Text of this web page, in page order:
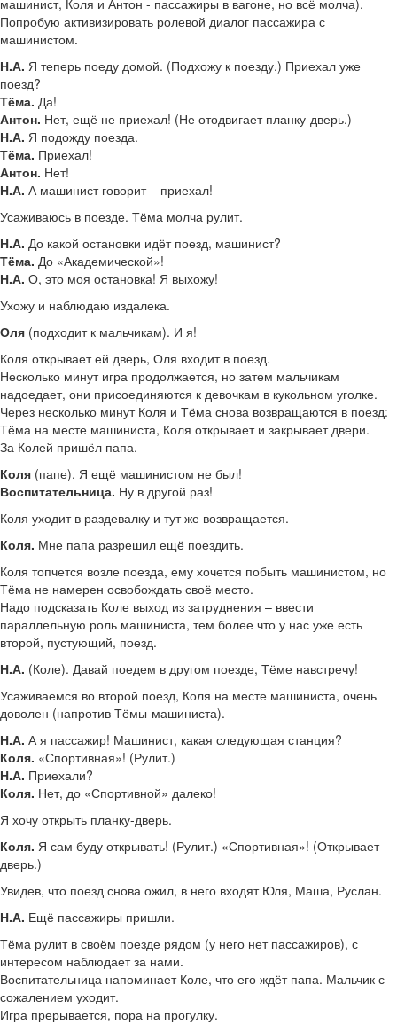
машинист, Коля и Антон - пассажиры в вагоне, но всё молча).
Попробую активизировать ролевой диалог пассажира с
машинистом.
Н.А. Я теперь поеду домой. (Подхожу к поезду.) Приехал уже
поезд?
Тёма. Да!
Антон. Нет, ещё не приехал! (Не отодвигает планку-дверь.)
Н.А. Я подожду поезда.
Тёма. Приехал!
Антон. Нет!
Н.А. А машинист говорит – приехал!
Усаживаюсь в поезде. Тёма молча рулит.
Н.А. До какой остановки идёт поезд, машинист?
Тёма. До «Академической»!
Н.А. О, это моя остановка! Я выхожу!
Ухожу и наблюдаю издалека.
Оля (подходит к мальчикам). И я!
Коля открывает ей дверь, Оля входит в поезд.
Несколько минут игра продолжается, но затем мальчикам
надоедает, они присоединяются к девочкам в кукольном уголке.
Через несколько минут Коля и Тёма снова возвращаются в поезд:
Тёма на месте машиниста, Коля открывает и закрывает двери.
За Колей пришёл папа.
Коля (папе). Я ещё машинистом не был!
Воспитательница. Ну в другой раз!
Коля уходит в раздевалку и тут же возвращается.
Коля. Мне папа разрешил ещё поездить.
Коля топчется возле поезда, ему хочется побыть машинистом, но
Тёма не намерен освобождать своё место.
Надо подсказать Коле выход из затруднения – ввести
параллельную роль машиниста, тем более что у нас уже есть
второй, пустующий, поезд.
Н.А. (Коле). Давай поедем в другом поезде, Тёме навстречу!
Усаживаемся во второй поезд, Коля на месте машиниста, очень
доволен (напротив Тёмы-машиниста).
Н.А. А я пассажир! Машинист, какая следующая станция?
Коля. «Спортивная»! (Рулит.)
Н.А. Приехали?
Коля. Нет, до «Спортивной» далеко!
Я хочу открыть планку-дверь.
Коля. Я сам буду открывать! (Рулит.) «Спортивная»! (Открывает
дверь.)
Увидев, что поезд снова ожил, в него входят Юля, Маша, Руслан.
Н.А. Ещё пассажиры пришли.
Тёма рулит в своём поезде рядом (у него нет пассажиров), с
интересом наблюдает за нами.
Воспитательница напоминает Коле, что его ждёт папа. Мальчик с
сожалением уходит.
Игра прерывается, пора на прогулку.